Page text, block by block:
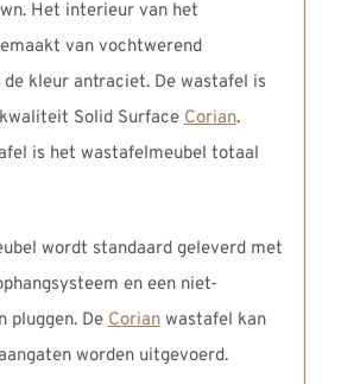
Het interieur van het
van vochtwerend
kleur antraciet. De wastafel is
Solid Surface Corian.
is het wastafelmeubel totaal
wordt standaard geleverd met
en een niet-
pluggen. De Corianwastafel kan
worden uitgevoerd.